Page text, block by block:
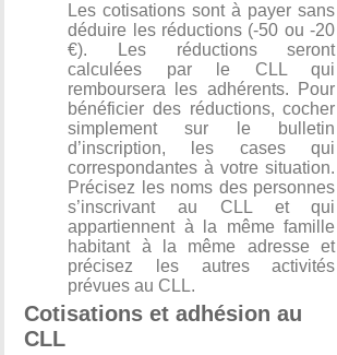
Les cotisations sont à payer sans
déduire les réductions (-50 ou -20
€). Les réductions seront
calculées par le CLL qui
remboursera les adhérents. Pour
bénéficier des réductions, cocher
simplement sur le bulletin
d’inscription, les cases qui
correspondantes à votre situation.
Précisez les noms des personnes
s’inscrivant au CLL et qui
appartiennent à la même famille
habitant à la même adresse et
précisez les autres activités
prévues au CLL.
Cotisations et adhésion au
CLL